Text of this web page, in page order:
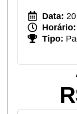
Data:
Horário:
Tipo: